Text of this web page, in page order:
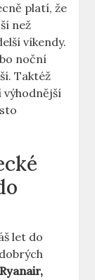
platí, že
než
víkendy.
noční
Taktéž
let do
Ryanair,